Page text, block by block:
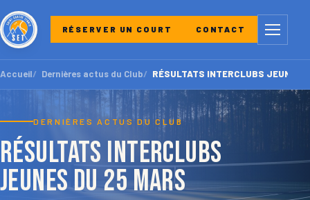
RÉSERVER UN COURT CONTACT Menu
Accueil Dernières actus du Club RÉSULTATS INTERCLUBS JEUNES
DERNIÈRES ACTUS DU CLUB
RÉSULTATS INTERCLUBS
JEUNES du 25 mars